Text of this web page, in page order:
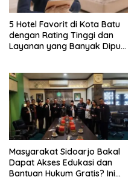
5 Hotel Favorit di Kota Batu
dengan Rating Tinggi dan
Layanan yang Banyak Dipuji
Masyarakat Sidoarjo Bakal
Dapat Akses Edukasi dan
Bantuan Hukum Gratis? Ini